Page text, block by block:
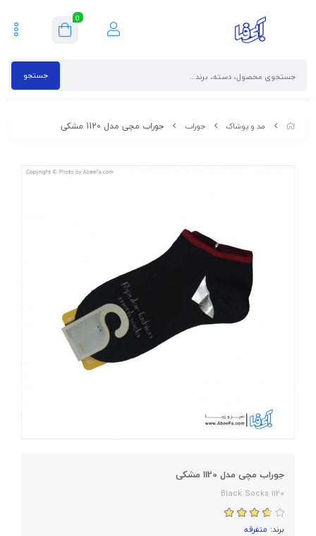
0
جستجو
مد و پوشاک جوراب جوراب مچی مدل 1120 مشکی
جوراب مچی مدل 1120 مشکی
1120 Black Socks
برند: متفرقه